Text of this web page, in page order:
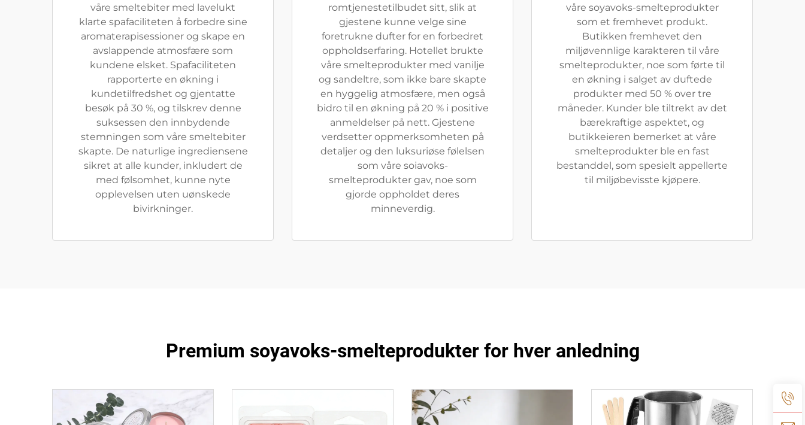
våre smeltebiter med lavelukt
klarte spafaciliteten å forbedre sine
aromaterapisessioner og skape en
avslappende atmosfære som
kundene elsket. Spafaciliteten
rapporterte en økning i
kundetilfredshet og gjentatte
besøk på 30 %, og tilskrev denne
suksessen den innbydende
stemningen som våre smeltebiter
skapte. De naturlige ingrediensene
sikret at alle kunder, inkludert de
med følsomhet, kunne nyte
opplevelsen uten uønskede
bivirkninger.
romtjenestetilbudet sitt, slik at
gjestene kunne velge sine
foretrukne dufter for en forbedret
oppholdserfaring. Hotellet brukte
våre smelteprodukter med vanilje
og sandeltre, som ikke bare skapte
en hyggelig atmosfære, men også
bidro til en økning på 20 % i positive
anmeldelser på nett. Gjestene
verdsetter oppmerksomheten på
detaljer og den luksuriøse følelsen
som våre soiavoks-
smelteprodukter gav, noe som
gjorde oppholdet deres
minneverdig.
våre soyavoks-smelteprodukter
som et fremhevet produkt.
Butikken fremhevet den
miljøvennlige karakteren til våre
smelteprodukter, noe som førte til
en økning i salget av duftede
produkter med 50 % over tre
måneder. Kunder ble tiltrekt av det
bærekraftige aspektet, og
butikkeieren bemerket at våre
smelteprodukter ble en fast
bestanddel, som spesielt appellerte
til miljøbevisste kjøpere.
Premium soyavoks-smelteprodukter for hver anledning